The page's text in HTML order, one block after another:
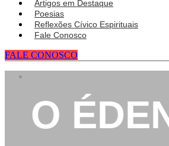
Artigos em Destaque
Poesias
Reflexões Cívico Espirituais
Fale Conosco
FALE CONOSCO
O